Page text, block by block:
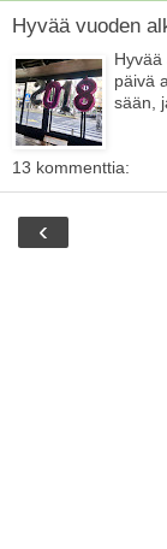
Hyvää vuoden
päivä
sään,
13 kommenttia:
‹